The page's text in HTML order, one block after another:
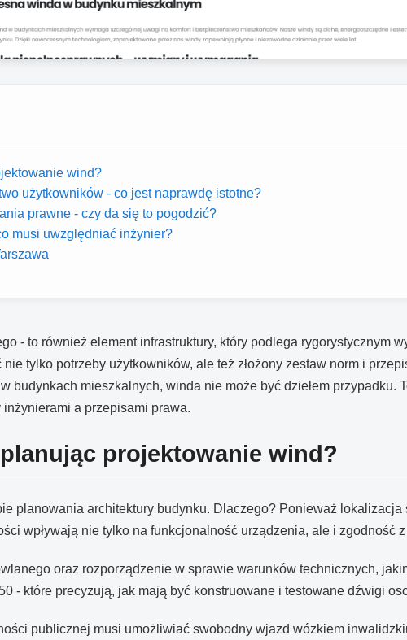
wind?
użytkowników - co jest naprawdę istotne?
prawne - czy da się to pogodzić?
musi uwzględniać inżynier?
- to również element infrastruktury, który podlega rygorystycznym
tylko potrzeby użytkowników, ale też złożony zestaw norm i
budynkach mieszkalnych, winda nie może być dziełem przypadku.
a przepisami prawa.
projektowanie wind?
planowania architektury budynku. Dlaczego? Ponieważ
wpływają nie tylko na funkcjonalność urządzenia, ale i zgodność
oraz rozporządzenie w sprawie warunków technicznych,
- które precyzują, jak mają być konstruowane i testowane dźwigi
publicznej musi umożliwiać swobodny wjazd wózkiem